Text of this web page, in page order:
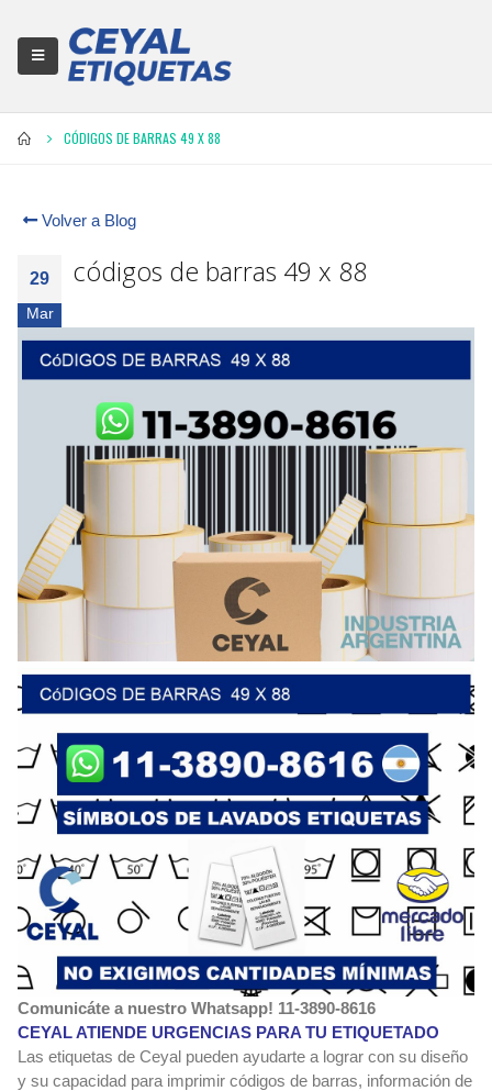
CÓDIGOS DE BARRAS 49 X 88
Volver a Blog
29
Mar
códigos de barras 49 x 88
Comunicáte a nuestro Whatsapp! 11-3890-8616
CEYAL ATIENDE URGENCIAS PARA TU ETIQUETADO
Las etiquetas de Ceyal pueden ayudarte a lograr con su diseño
y su capacidad para imprimir códigos de barras, información de